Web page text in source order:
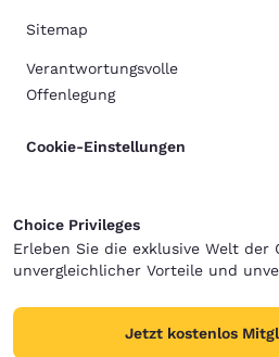
Sitemap
Verantwortungsvolle
Offenlegung
Cookie-Einstellungen
Choice Privileges
Erleben Sie die exklusive Welt der
unvergleichlicher Vorteile und
Jetzt kostenlos